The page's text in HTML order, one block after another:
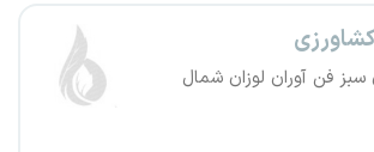
فن آوران لوزان شمال